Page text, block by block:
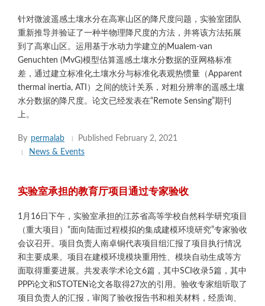
针对微波遥感土壤水分在高寒山区的降尺度问题，实验室团队
重新推导并验证了一种半物理降尺度的方法，并将该方法拓展
到了高寒山区。运用基于水动力学建立的Mualem-van
Genuchten (MvG)模型估算遥感土壤水分数据的亚网格标准
差，通过建立标准化土壤水分与标准化表观热惯量（Apparent
thermal inertia, ATI）之间的统计关系，对粗分辨率的遥感土壤
水分数据的降尺度。论文已经发表在“Remote Sensing”期刊
上。
By permalab Published February 2, 2021
News & Events
实验室承担的教育厅项目通过专家验收
1月16日下午，实验室承担的江苏省高等学校自然科学研究项目
（重大项目）“面向陆面过程模拟的集成建模环境研究”专家验收
会议召开。项目负责人南卓铜代表项目组汇报了项目执行情况
和主要成果。项目在建模环境模块重用性、模块自动生成等方
面取得重要进展。共发表学术论文6篇，其中SCI收录5篇，其中
PPP论文和STOTEN论文各取得27次的引用。验收专家组听取了
项目负责人的汇报，审阅了验收报告书和相关材料，经质询、